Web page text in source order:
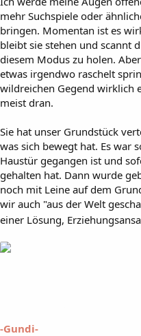
mehr Suchspiele oder
bringen. Momentan ist es
bleibt sie stehen und scannt
diesem Modus zu holen.
etwas irgendwo raschelt
wildreichen Gegend wirklich
meist dran.
Sie hat unser Grundstück
was sich bewegt hat. Es war
Haustür gegangen ist und
gehalten hat. Dann wurde
noch mit Leine auf dem
wir auch "aus der Welt
einer Lösung,
-Gundi-